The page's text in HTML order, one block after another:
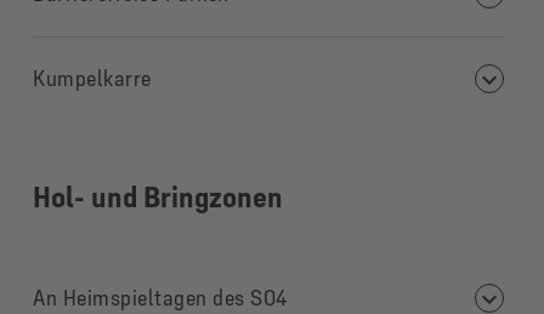
Kumpelkarre
Hol- und Bringzonen
An Heimspieltagen des S04